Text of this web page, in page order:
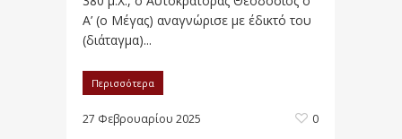
Α’ (ο Μέγας) αναγνώρισε με έδικτό του
(διάταγμα)...
Περισσότερα
27 Φεβρουαρίου 2025 0